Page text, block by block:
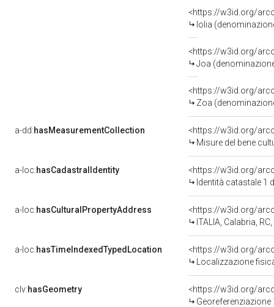
Iolia
Joa
Zoa
a-dd:hasMeasurementCollection
<https://w3id.org/
Misure del bene
a-loc:hasCadastralIdentity
<https://w3id.org/
Identità catastale 1
a-loc:hasCulturalPropertyAddress
<https://w3id.org/
ITALIA, Calabria,
a-loc:hasTimeIndexedTypedLocation
<https://w3id.org/
Localizzazione
clv:hasGeometry
<https://w3id.org/
Georeferenziazione